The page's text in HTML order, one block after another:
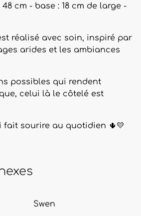
cm - base : 18 cm de large -
réalisé avec soin, inspiré par
arides et les ambiances
possibles qui rendent
celui là le côtelé est
fait sourire au quotidien 🌵💛
%
Swen